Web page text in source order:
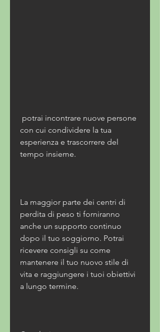
con cui condividere la tua
esperienza e trascorrere del
tempo insieme.
La maggior parte dei centri di
perdita di peso ti forniranno
anche un supporto continuo
dopo il tuo soggiorno. Potrai
ricevere consigli su come
mantenere il tuo nuovo stile di
vita e raggiungere i tuoi obiettivi
a lungo termine.